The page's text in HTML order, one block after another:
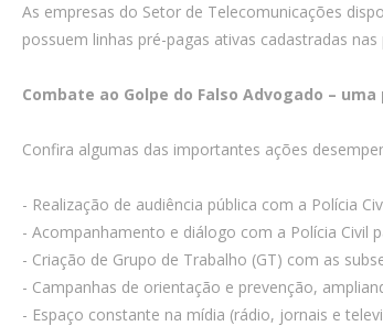
As empresas do Setor de Telecomunicações
possuem linhas pré-pagas ativas cadastradas
Combate ao Golpe do Falso Advogado –
Confira algumas das importantes ações
- Realização de audiência pública com a Polícia
- Acompanhamento e diálogo com a Polícia Civil
- Criação de Grupo de Trabalho (GT) com as
- Campanhas de orientação e prevenção,
- Espaço constante na mídia (rádio, jornais e